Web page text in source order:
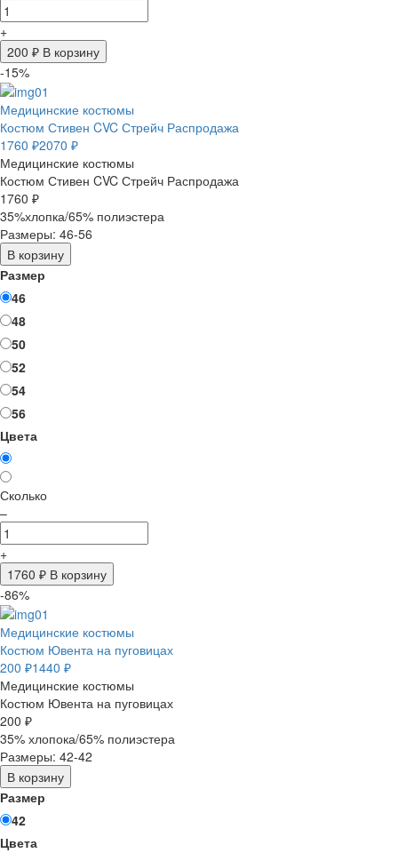
+
200 ₽ В корзину
-15%
Медицинские костюмы
Костюм Стивен CVC Стрейч Распродажа
1760 ₽2070 ₽
Медицинские костюмы
Костюм Стивен CVC Стрейч Распродажа
1760 ₽
35%хлопка/65% полиэстера
Размеры: 46-56
В корзину
Размер
46
48
50
52
54
56
Цвета
Сколько
–
+
1760 ₽ В корзину
-86%
Медицинские костюмы
Костюм Ювента на пуговицах
200 ₽1440 ₽
Медицинские костюмы
Костюм Ювента на пуговицах
200 ₽
35% хлопока/65% полиэстера
Размеры: 42-42
В корзину
Размер
42
Цвета